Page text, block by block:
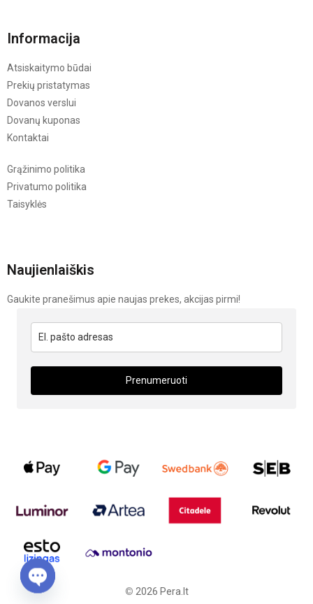
Informacija
Atsiskaitymo būdai
Prekių pristatymas
Dovanos verslui
Dovanų kuponas
Kontaktai
Grąžinimo politika
Privatumo politika
Taisyklės
Naujienlaiškis
Gaukite pranešimus apie naujas prekes, akcijas pirmi!
Prenumeruoti
© 2026 Pera.lt